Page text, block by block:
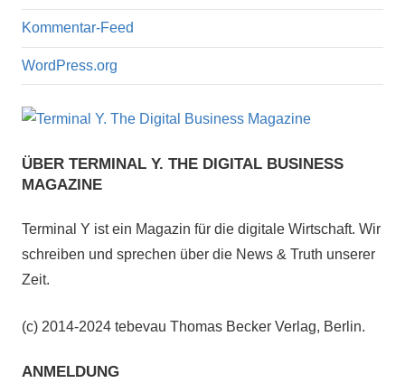
Kommentar-Feed
WordPress.org
ÜBER TERMINAL Y. THE DIGITAL BUSINESS
MAGAZINE
Terminal Y ist ein Magazin für die digitale Wirtschaft. Wir
schreiben und sprechen über die News & Truth unserer
Zeit.
(c) 2014-2024 tebevau Thomas Becker Verlag, Berlin.
ANMELDUNG